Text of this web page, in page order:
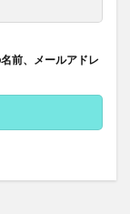
前、メールアドレ